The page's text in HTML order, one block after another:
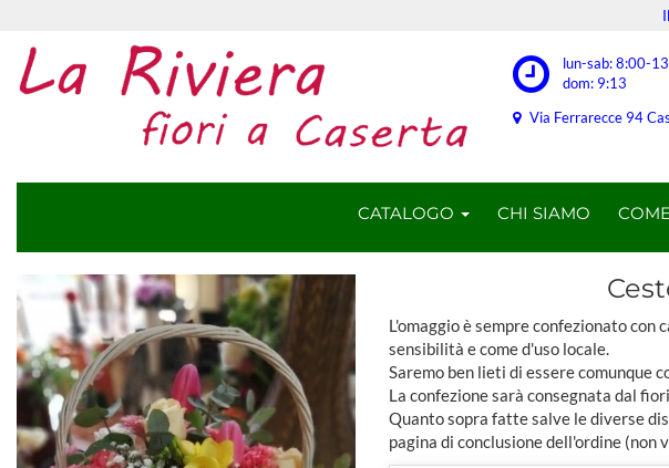
lun-sab: 8:00-
dom: 9:13
Via Ferrarecce 94
CATALOGO CHI SIAMO
L'omaggio è sempre confezionato
sensibilità e come d'uso locale.
Saremo ben lieti di essere comunque
La confezione sarà consegnata dal
Quanto sopra fatte salve le diverse
pagina di conclusione dell'ordine (non